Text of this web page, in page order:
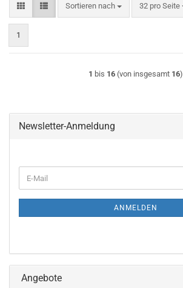
Sortieren nach
Sortieren nach 32 pro Seite
pro Seite
1
1 bis 16 (von insgesamt 16)
Newsletter-Anmeldung
ZUR
E-
Mail
ANMELDEN
Angebote